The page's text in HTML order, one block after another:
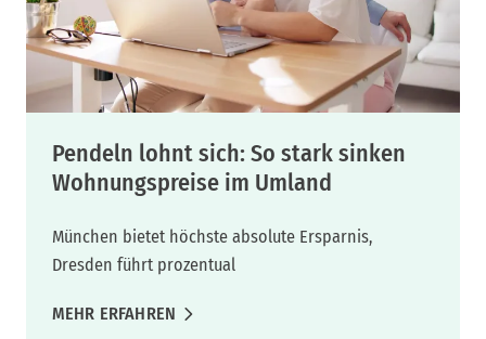
Pendeln lohnt sich: So stark sinken
Wohnungspreise im Umland
München bietet höchste absolute Ersparnis,
Dresden führt prozentual
MEHR ERFAHREN